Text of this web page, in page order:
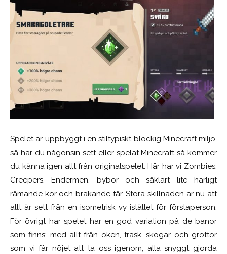
Spelet är uppbyggt i en stiltypiskt blockig Minecraft miljö,
så har du någonsin sett eller spelat Minecraft så kommer
du känna igen allt från originalspelet. Här har vi Zombies,
Creepers, Endermen, bybor och såklart lite härligt
råmande kor och bräkande får. Stora skillnaden är nu att
allt är sett från en isometrisk vy istället för förstaperson.
För övrigt har spelet har en god variation på de banor
som finns; med allt från öken, träsk, skogar och grottor
som vi får nöjet att ta oss igenom, alla snyggt gjorda